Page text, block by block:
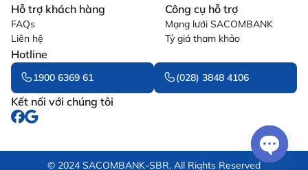
Hỗ trợ khách hàng
FAQs
Liên hệ
Công cụ hỗ trợ
Mạng lưới SACOMBANK
Tỷ giá tham khảo
Hotline
1900 6369 61 (028) 3848 4106
Kết nối với chúng tôi